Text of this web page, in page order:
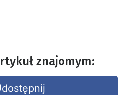
znajomym: